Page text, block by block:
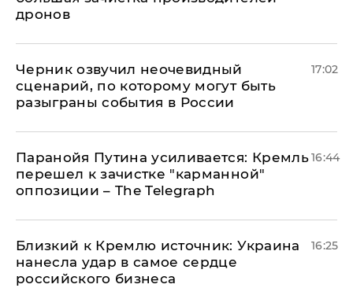
дронов
Черник озвучил неочевидный
сценарий, по которому могут быть
разыграны события в России
17:02
Паранойя Путина усиливается: Кремль
перешел к зачистке "карманной"
оппозиции – The Telegraph
16:44
Близкий к Кремлю источник: Украина
нанесла удар в самое сердце
российского бизнеса
16:25